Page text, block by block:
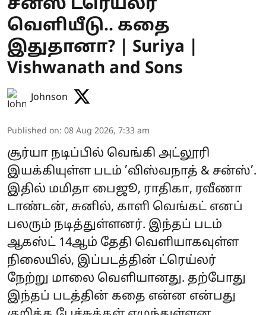
சன்ஸ் ட்ரெய்லர்
வெளியீடு.. கதை
இதுதானா? | Suriya |
Vishwanath and Sons
Johnson
Published on: 08 Aug 2026, 7:33 am
சூர்யா நடிப்பில் வெங்கி அட்லூரி
இயக்கியுள்ள படம் ’விஸ்வநாத் & சன்ஸ்’.
இதில் மமிதா பைஜூ, ராதிகா, ரவீணா
டாண்டன், சுனில், காளி வெங்கட் எனப்
பலரும் நடித்துள்ளனர். இந்தப் படம்
ஆகஸ்ட் 14ஆம் தேதி வெளியாகவுள்ள
நிலையில், இப்படத்தின் ட்ரெய்லர்
நேற்று மாலை வெளியானது. தற்போது
இந்தப் படத்தின் கதை என்ன என்பது